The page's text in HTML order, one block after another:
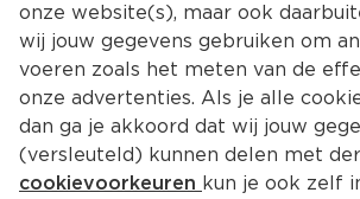
onze website(s), maar ook
wij jouw gegevens gebruiken om
voeren zoals het meten van de
onze advertenties. Als je alle
dan ga je akkoord dat wij jouw
(versleuteld) kunnen delen met
cookievoorkeuren kun je ook zelf